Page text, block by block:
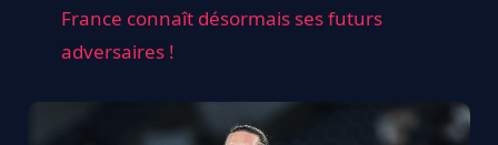
France connaît désormais ses futurs
adversaires !